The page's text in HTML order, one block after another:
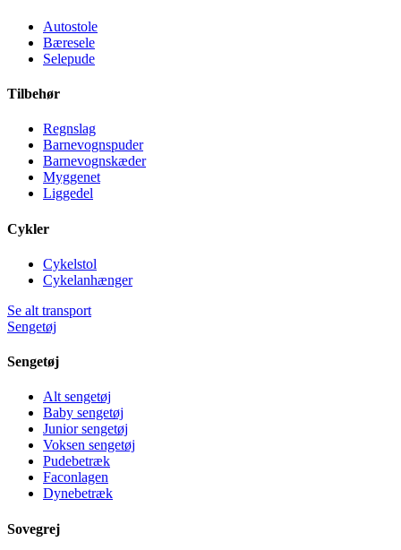
Autostole
Bæresele
Selepude
Tilbehør
Regnslag
Barnevognspuder
Barnevognskæder
Myggenet
Liggedel
Cykler
Cykelstol
Cykelanhænger
Se alt transport
Sengetøj
Sengetøj
Alt sengetøj
Baby sengetøj
Junior sengetøj
Voksen sengetøj
Pudebetræk
Faconlagen
Dynebetræk
Sovegrej